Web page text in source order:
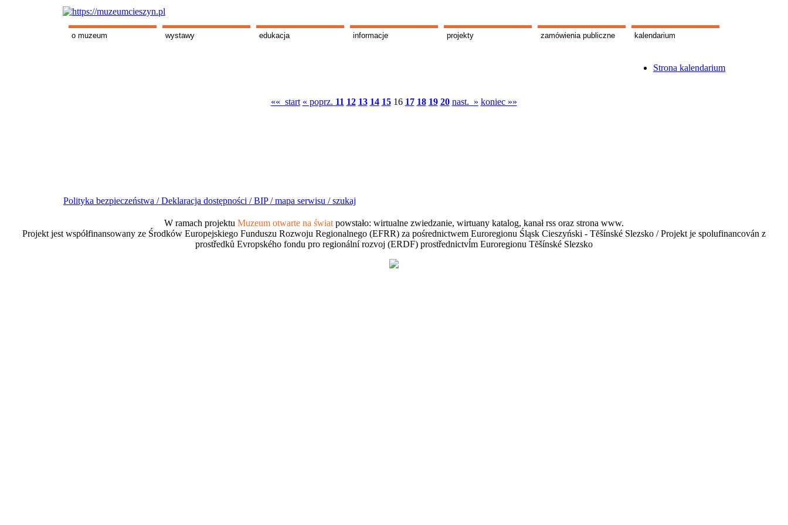
o muzeum wystawy edukacja informacje projekty zamówienia publiczne kalendarium
Strona kalendarium
«« start « poprz. 11 12 13 14 15 16 17 18 19 20 nast. » koniec »»
Polityka bezpieczeństwa /Deklaracja dostępności /BIP /mapa serwisu /szukaj
W ramach projektu Muzeum otwarte na świat powstało: wirtualne zwiedzanie, wirtuany katalog, kanał rss oraz strona www.
Projekt jest współfinansowany ze Środków Europejskiego Funduszu Rozwoju Regionalnego (EFRR) za pośrednictwem Euroregionu Śląsk Cieszyński - Tĕšínské Slezsko / Projekt je spolufinancován z
prostředků Evropského fondu pro regionální rozvoj (ERDF) prostřednictvĺm Euroregionu Tĕšínské Slezsko